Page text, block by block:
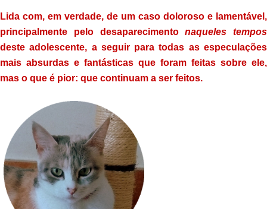
Lida com, em verdade, de um caso doloroso e lamentável,
principalmente pelo desaparecimentonaqueles tempos
deste adolescente, a seguir para todas as especulações
mais absurdas e fantásticas que foram feitas sobre ele,
mas o que é pior: que continuam a ser feitos.